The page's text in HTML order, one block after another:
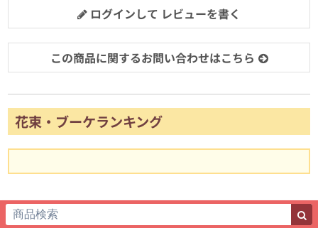
ログインして レビューを書く
この商品に関するお問い合わせはこちら
花束・ブーケランキング